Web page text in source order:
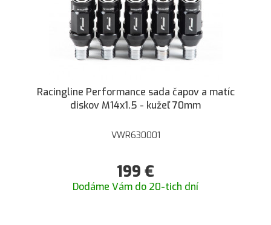
Racingline Performance sada čapov a matíc
diskov M14x1.5 - kužeľ 70mm
VWR630001
199 €
Dodáme Vám do 20-tich dní